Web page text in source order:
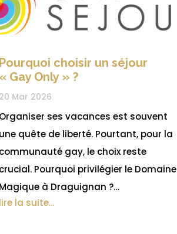
Pourquoi choisir un séjour
« Gay Only » ?
20 Mar 2026
Organiser ses vacances est souvent
une quête de liberté. Pourtant, pour la
communauté gay, le choix reste
crucial. Pourquoi privilégier le Domaine
Magique à Draguignan ?…
lire la suite…